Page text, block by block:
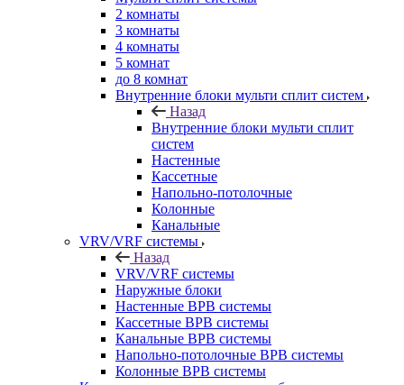
2 комнаты
3 комнаты
4 комнаты
5 комнат
до 8 комнат
Внутренние блоки мульти сплит систем
Назад
Внутренние блоки мульти сплит
систем
Настенные
Кассетные
Напольно-потолочные
Колонные
Канальные
VRV/VRF системы
Назад
VRV/VRF системы
Наружные блоки
Настенные ВРВ системы
Кассетные ВРВ системы
Канальные ВРВ системы
Напольно-потолочные ВРВ системы
Колонные ВРВ системы